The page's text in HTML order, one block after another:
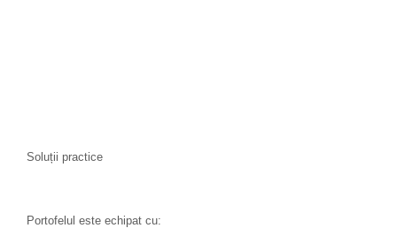
Soluții practice
Portofelul este echipat cu: